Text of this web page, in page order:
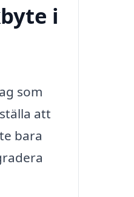
i
som
att
bara